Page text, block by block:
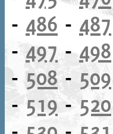
- 486 - 487
-497 - 498
-508-509
-519-520